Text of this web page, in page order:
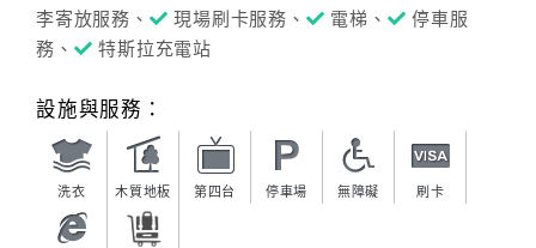
國
卡
李寄放服務、
現場刷卡服務、 電梯、
停車服
務、
特斯拉充電站
設施與服務：
洗衣 木質地板 第四台 停車場 無障礙 刷卡